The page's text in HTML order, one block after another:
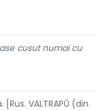
cusut numai cu
VALTRAPŬ (din